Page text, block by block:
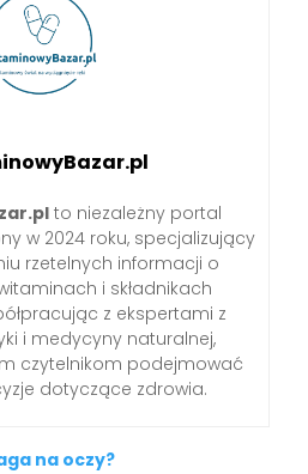
to niezależny portal
w 2024 roku, specjalizujący
rzetelnych informacji o
i składnikach
z ekspertami z
i medycyny naturalnej,
czytelnikom podejmować
dotyczące zdrowia.
na oczy?